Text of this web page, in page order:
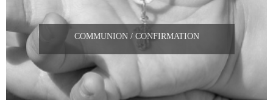
COMMUNION / CONFIRMATION